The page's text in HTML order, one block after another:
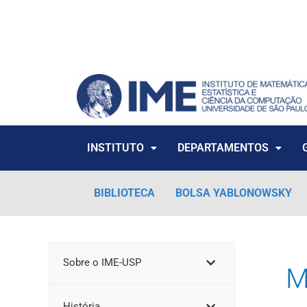
INSTITUTO DEPARTAMENTOS
BIBLIOTECA BOLSA YABLONOWSKY
Sobre o IME-USP